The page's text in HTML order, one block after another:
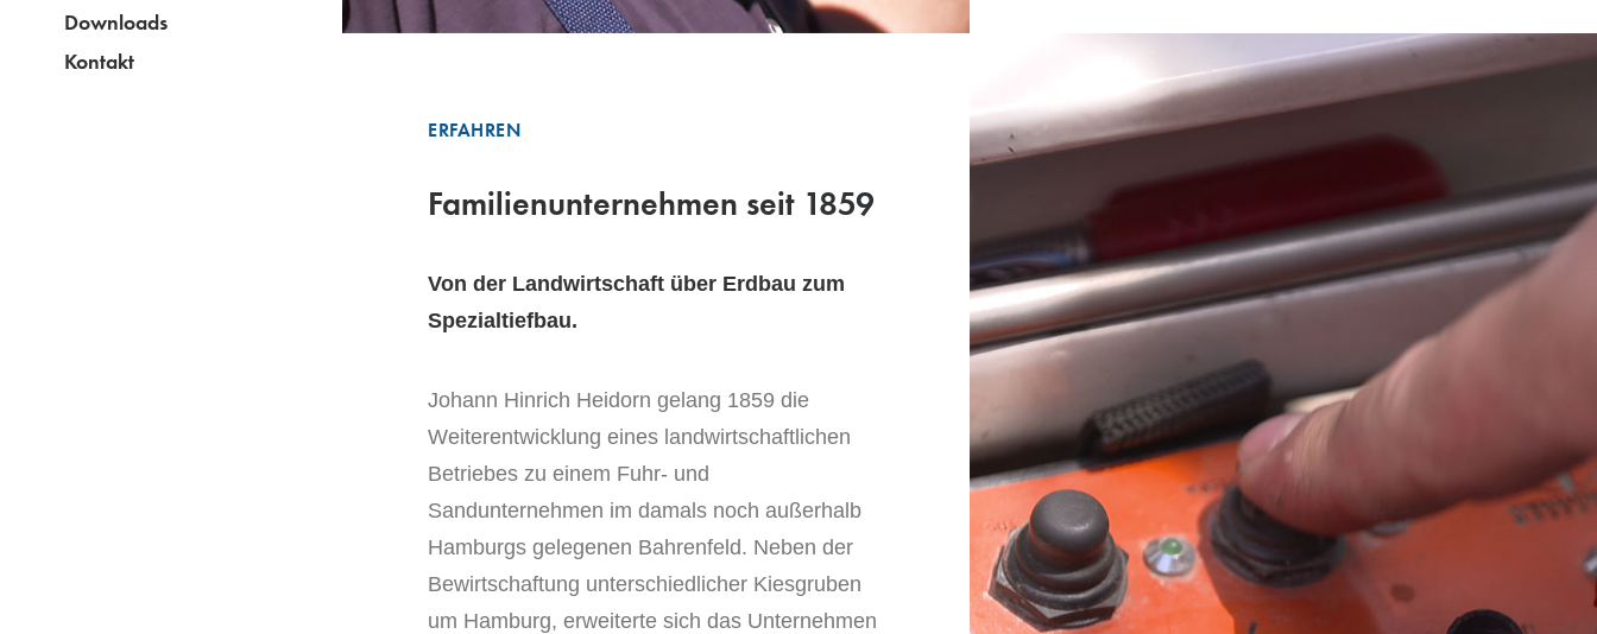
Downloads
Kontakt
ERFAHREN
Familienunternehmen seit 1859
Von der Landwirtschaft über Erdbau zum
Spezialtiefbau.
Johann Hinrich Heidorn gelang 1859 die
Weiterentwicklung eines landwirtschaftlichen
Betriebes zu einem Fuhr- und
Sandunternehmen im damals noch außerhalb
Hamburgs gelegenen Bahrenfeld. Neben der
Bewirtschaftung unterschiedlicher Kiesgruben
um Hamburg, erweiterte sich das Unternehmen